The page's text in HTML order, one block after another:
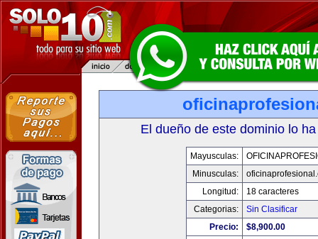
El dueño de este dominio lo
Mayusculas:
Minusculas:
Longitud:
18 caracteres
Categorias:
Sin Clasificar
Precio:
$8,900.00